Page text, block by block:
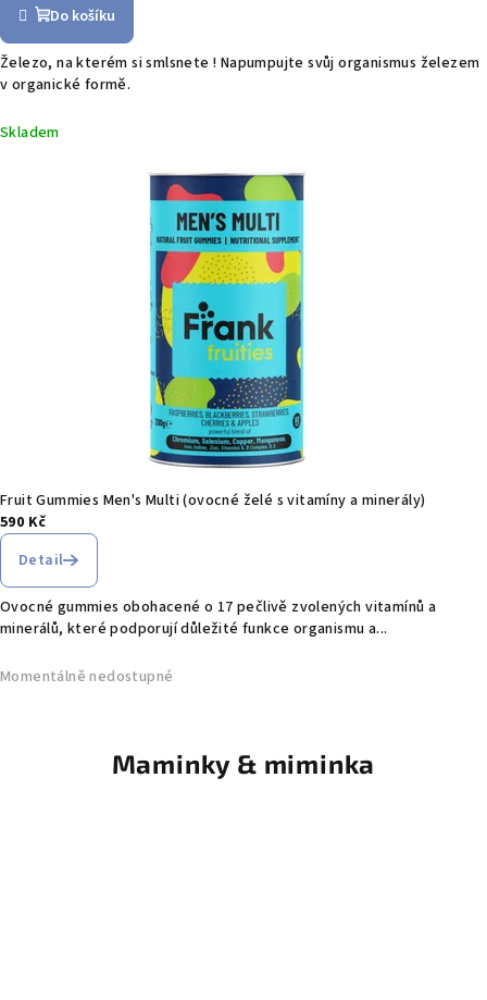
Do košíku
Železo, na kterém si smlsnete ! Napumpujte svůj organismus železem
v organické formě.
Skladem
Fruit Gummies Men's Multi (ovocné želé s vitamíny a minerály)
590 Kč
Detail
Ovocné gummies obohacené o 17 pečlivě zvolených vitamínů a
minerálů, které podporují důležité funkce organismu a...
Momentálně nedostupné
Maminky & miminka